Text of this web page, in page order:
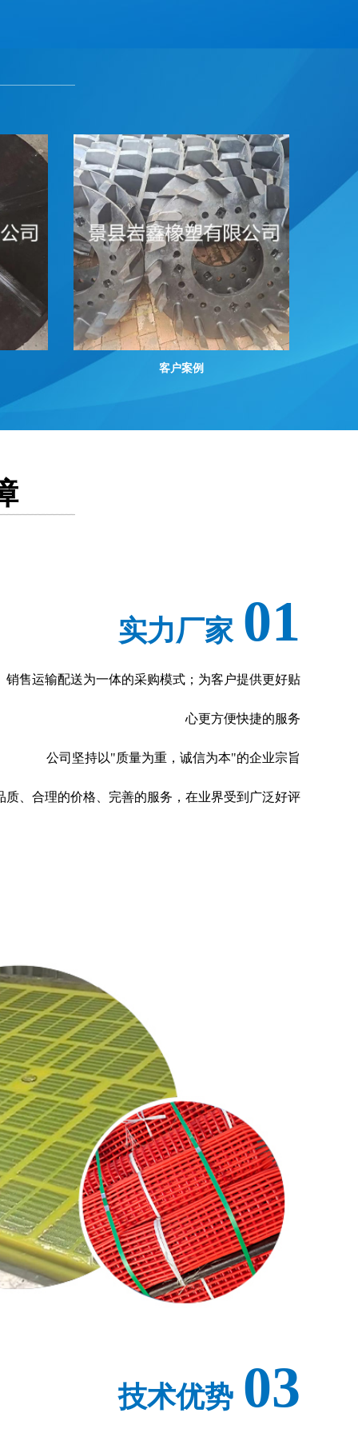
客户案例
实力厂家 01
销售运输配送为一体的采购模式；为客户提供更好贴
心更方便快捷的服务
公司坚持以"质量为重，诚信为本"的企业宗旨
质、合理的价格、完善的服务，在业界受到广泛好评
技术优势 03
回到顶部
ꂅ